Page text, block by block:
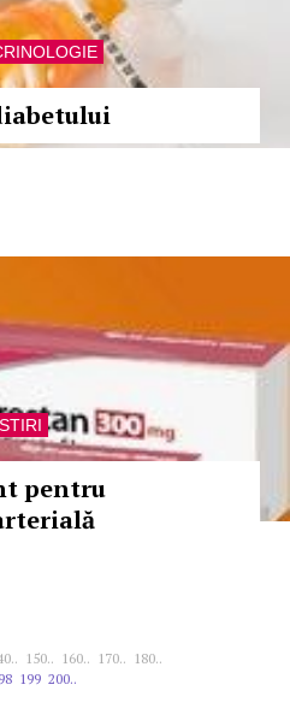
STIRI
pentru
150.. 160.. 170.. 180..
199 200..